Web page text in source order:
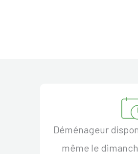
Déménageur
même le